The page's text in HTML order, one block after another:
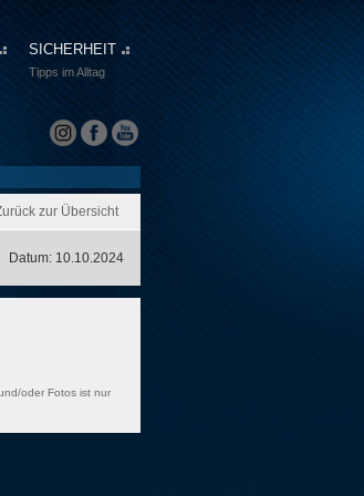
SICHERHEIT
Tipps im Alltag
zur Übersicht
Datum: 10.10.2024
oder Fotos ist nur